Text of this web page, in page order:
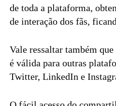
de toda a plataforma,
de interação dos fãs,
Vale ressaltar também
é válida para outras
Twitter, LinkedIn e